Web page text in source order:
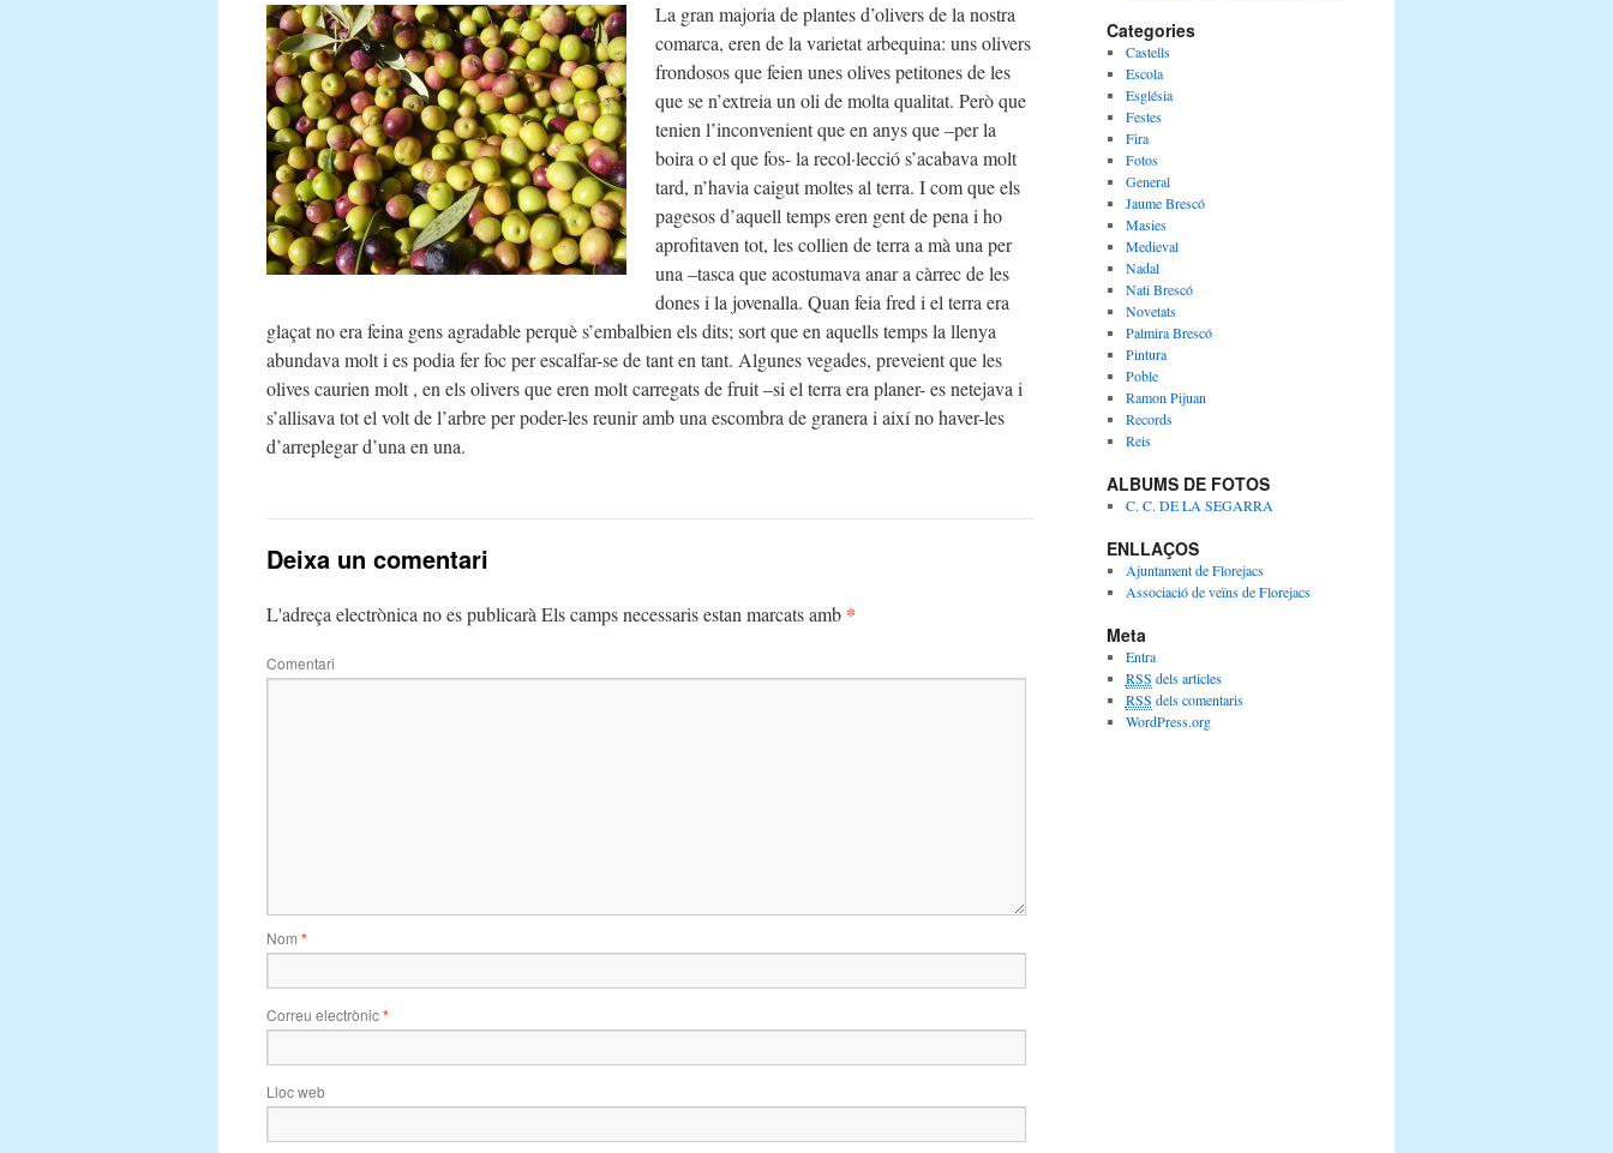
La gran majoria de plantes d’olivers de la nostra
comarca, eren de la varietat arbequina: uns olivers
frondosos que feien unes olives petitones de les
que se n’extreia un oli de molta qualitat. Però que
tenien l’inconvenient que en anys que –per la
boira o el que fos- la recol·lecció s’acabava molt
tard, n’havia caigut moltes al terra. I com que els
pagesos d’aquell temps eren gent de pena i ho
aprofitaven tot, les collien de terra a mà una per
una –tasca que acostumava anar a càrrec de les
dones i la jovenalla. Quan feia fred i el terra era
glaçat no era feina gens agradable perquè s’embalbien els dits; sort que en aquells temps la llenya
abundava molt i es podia fer foc per escalfar-se de tant en tant. Algunes vegades, preveient que les
olives caurien molt , en els olivers que eren molt carregats de fruit –si el terra era planer- es netejava i
s’allisava tot el volt de l’arbre per poder-les reunir amb una escombra de granera i així no haver-les
d’arreplegar d’una en una.
Deixa un comentari
L'adreça electrònica no es publicarà Els camps necessaris estan marcats amb *
Comentari
Nom *
Correu electrònic*
Lloc web
Categories
Castells
Escola
Església
Festes
Fira
Fotos
General
Jaume Brescó
Masies
Medieval
Nadal
Nati Brescó
Novetats
Palmira Brescó
Pintura
Poble
Ramon Pijuan
Records
Reis
ALBUMS DE FOTOS
C. C. DE LA SEGARRA
ENLLAÇOS
Ajuntament de Florejacs
Associació de veïns de Florejacs
Meta
Entra
RSS dels articles
RSS dels comentaris
WordPress.org